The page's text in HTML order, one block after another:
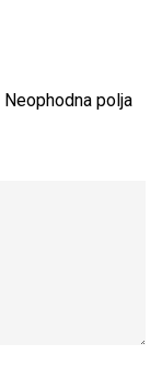
Neophodna polja